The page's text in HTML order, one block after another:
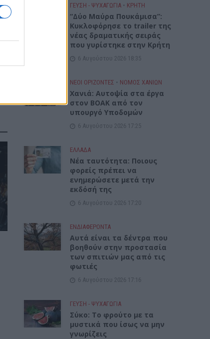
ΓΕΎΣΗ - ΨΥΧΑΓΩΓΊΑ • ΚΡΗΤΗ
“Δύο Μαύρα Πουκάμισα”:
Κυκλοφόρησε το trailer της
νέας δραματικής σειράς
που γυρίστηκε στην Κρήτη
6 Αυγούστου 2026 18:35
ΝΕΟΙ ΟΡΙΖΟΝΤΕΣ • ΝΟΜΌΣ ΧΑΝΊΩΝ
Χανιά: Αυτοψία στα έργα
στον ΒΟΑΚ από τον
υπουργό Υποδομών
6 Αυγούστου 2026 17:25
ΕΛΛΑΔΑ
Νέα ταυτότητα: Ποιους
φορείς πρέπει να
ενημερώσετε μετά την
εκδόσή της
6 Αυγούστου 2026 17:20
ΕΝΔΙΑΦΕΡΟΝΤΑ
Αυτά είναι τα δέντρα που
βοηθούν στην προστασία
των σπιτιών μας από τις
φωτιές
6 Αυγούστου 2026 17:16
ΓΕΎΣΗ - ΨΥΧΑΓΩΓΊΑ
Σύκο: Το φρούτο με τα
μυστικά που ίσως να μην
γνωρίζεις